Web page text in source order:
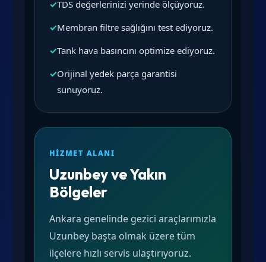
✓TDS değerlerinizi yerinde ölçüyoruz.
✓Membran filtre sağlığını test ediyoruz.
✓Tank hava basıncını optimize ediyoruz.
✓Orijinal yedek parça garantisi
sunuyoruz.
HIZMET ALANI
Uzunbey ve Yakın
Bölgeler
Ankara genelinde gezici araçlarımızla
Uzunbey başta olmak üzere tüm
ilçelere hızlı servis ulaştırıyoruz.